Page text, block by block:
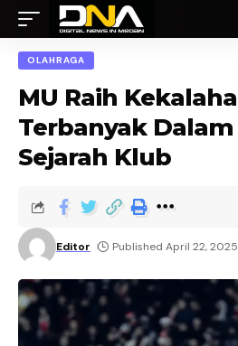
OLAHRAGA
MU Raih
Terbanyak
Sejarah Klub
Editor Published April 22, 2025